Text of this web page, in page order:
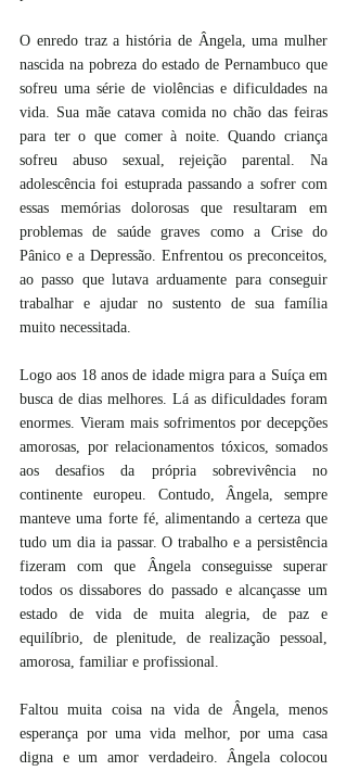
O enredo traz a história de Ângela, uma mulher
nascida na pobreza do estado de Pernambuco que
sofreu uma série de violências e dificuldades na
vida. Sua mãe catava comida no chão das feiras
para ter o que comer à noite. Quando criança
sofreu abuso sexual, rejeição parental. Na
adolescência foi estuprada passando a sofrer com
essas memórias dolorosas que resultaram em
problemas de saúde graves como a Crise do
Pânico e a Depressão. Enfrentou os preconceitos,
ao passo que lutava arduamente para conseguir
trabalhar e ajudar no sustento de sua família
muito necessitada.
Logo aos 18 anos de idade migra para a Suíça em
busca de dias melhores. Lá as dificuldades foram
enormes. Vieram mais sofrimentos por decepções
amorosas, por relacionamentos tóxicos, somados
aos desafios da própria sobrevivência no
continente europeu. Contudo, Ângela, sempre
manteve uma forte fé, alimentando a certeza que
tudo um dia ia passar. O trabalho e a persistência
fizeram com que Ângela conseguisse superar
todos os dissabores do passado e alcançasse um
estado de vida de muita alegria, de paz e
equilíbrio, de plenitude, de realização pessoal,
amorosa, familiar e profissional.
Faltou muita coisa na vida de Ângela, menos
esperança por uma vida melhor, por uma casa
digna e um amor verdadeiro. Ângela colocou